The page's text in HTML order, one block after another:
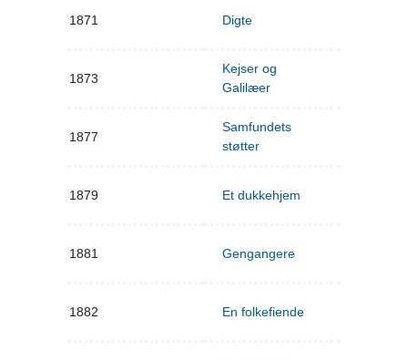
1871 Digte
1873
Kejser og
Galilæer
1877
Samfundets
støtter
1879 Et dukkehjem
1881 Gengangere
1882 En folkefiende